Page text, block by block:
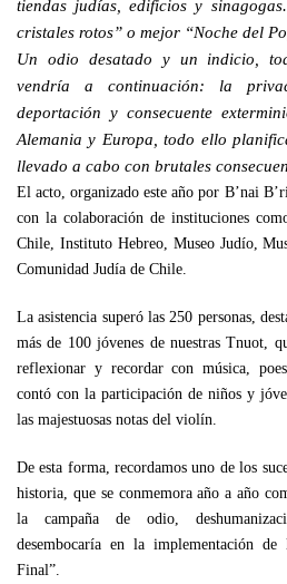
tiendas judías, edificios y
cristales rotos” o mejor “Noche del
Un odio desatado y un indicio,
vendría a continuación: la
deportación y consecuente
Alemania y Europa, todo ello
llevado a cabo con brutales
El acto, organizado este año por B’nai
con la colaboración de instituciones
Chile, Instituto Hebreo, Museo Judío,
Comunidad Judía de Chile.
La asistencia superó las 250 personas,
más de 100 jóvenes de nuestras Tnuot,
reflexionar y recordar con música,
contó con la participación de niños y
las majestuosas notas del violín.
De esta forma, recordamos uno de los
historia, que se conmemora año a año
la campaña de odio,
desembocaría en la implementación
Final”.